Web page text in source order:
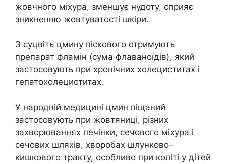
жовчного міхура, зменшує нудоту, сприяє
зникненню жовтуватості шкіри.
З суцвіть цмину піскового отримують
препарат фламін (сума флаваноїдів), який
застосовують при хронічних холециститах і
гепатохолециститах.
У народній медицині цмин піщаний
застосовують при жовтяниці, різних
захворюваннях печінки, сечового міхура і
сечових шляхів, хворобах шлунково-
кишкового тракту, особливо при коліті у дітей